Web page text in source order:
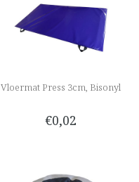
Vloermat Press 3cm, Bisonyl
€0,02